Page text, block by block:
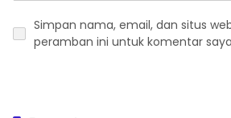
Simpan nama, email, dan situs
peramban ini untuk komentar